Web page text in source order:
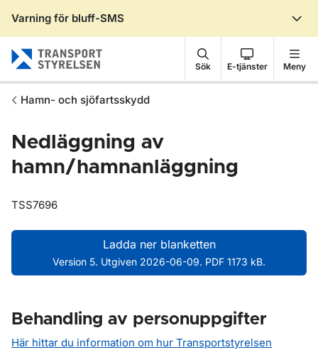
Varning för bluff-SMS
Sök E-tjänster Meny
Hamn- och sjöfartsskydd
Nedläggning av
hamn/hamnanläggning
TSS7696
Ladda ner blanketten
Version 5. Utgiven 2026-06-09. PDF 1173 kB.
Behandling av personuppgifter
Här hittar du information om hur Transportstyrelsen